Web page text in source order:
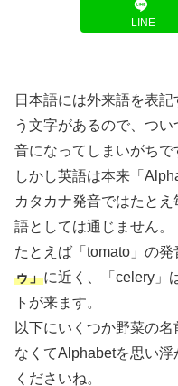
LINE
日本語には外来語を表
う文字があるので、つ
音になってしまいがちで
しかし英語は本来「
カタカナ発音ではたと
語としては通じません。
たとえば「tomato」の発
ゥ」に近く、「celery」
トが来ます。
以下にいくつか野菜の
なくてAlphabetを思い
くださいね。